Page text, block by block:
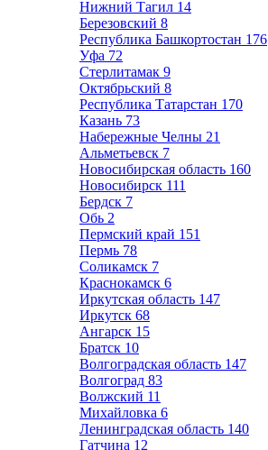
Нижний Тагил 14
Березовский 8
Республика Башкортостан 176
Уфа 72
Стерлитамак 9
Октябрьский 8
Республика Татарстан 170
Казань 73
Набережные Челны 21
Альметьевск 7
Новосибирская область 160
Новосибирск 111
Бердск 7
Обь 2
Пермский край 151
Пермь 78
Соликамск 7
Краснокамск 6
Иркутская область 147
Иркутск 68
Ангарск 15
Братск 10
Волгоградская область 147
Волгоград 83
Волжский 11
Михайловка 6
Ленинградская область 140
Гатчина 12